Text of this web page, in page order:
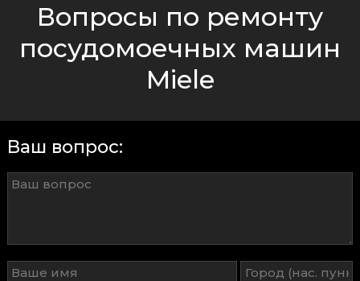
Вопросы по ремонту
посудомоечных машин
Miele
Ваш вопрос: